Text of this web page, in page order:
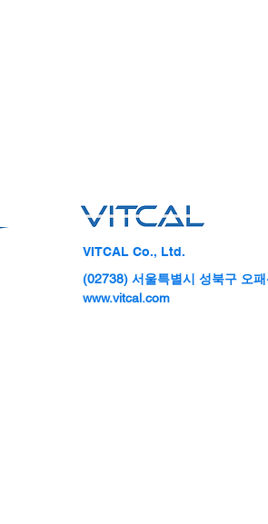
단, 초격차
바이오헬스
의료기기 스
VITCAL Co., Ltd.
(02738) 서울특별시 성북구 오
www.vitcal.com